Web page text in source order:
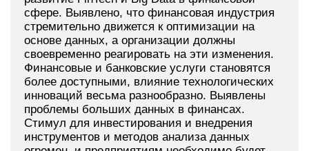
сфере. Выявлено, что финансовая индустрия
стремительно движется к оптимизации на
основе данных, а организации должны
своевременно реагировать на эти изменения.
Финансовые и банковские услуги становятся
более доступными, влияние технологических
инноваций весьма разнообразно. Выявлены
проблемы больших данных в финансах.
Стимул для инвестирования и внедрения
инструментов и методов анализа данных